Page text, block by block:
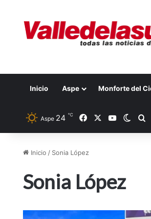
Inicio Aspe Monforte del
Aspe 24 ℃ FacebookYouTube
Inicio / Sonia López
Sonia López